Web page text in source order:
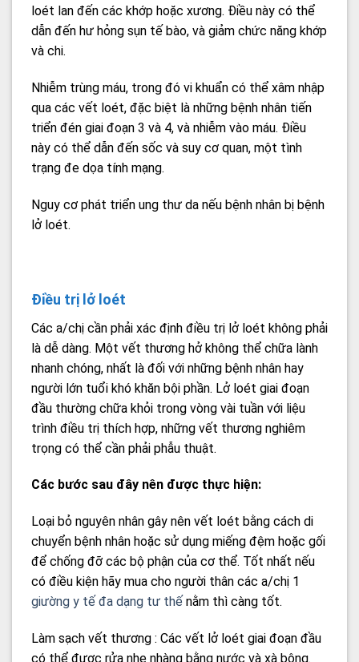
loét lan đến các khớp hoặc xương. Điều này có thể
dẫn đến hư hỏng sụn tế bào, và giảm chức năng khớp
và chi.
Nhiễm trùng máu, trong đó vi khuẩn có thể xâm nhập
qua các vết loét, đặc biệt là những bệnh nhân tiến
triển đén giai đoạn 3 và 4, và nhiễm vào máu. Điều
này có thể dẫn đến sốc và suy cơ quan, một tình
trạng đe dọa tính mạng.
Nguy cơ phát triển ung thư da nếu bệnh nhân bị bệnh
lở loét.
Điều trị lở loét
Các a/chị cần phải xác định điều trị lở loét không phải
là dễ dàng. Một vết thương hở không thể chữa lành
nhanh chóng, nhất là đối với những bệnh nhân hay
người lớn tuổi khó khăn bội phần. Lở loét giai đoạn
đầu thường chữa khỏi trong vòng vài tuần với liệu
trình điều trị thích hợp, những vết thương nghiêm
trọng có thể cần phải phẫu thuật.
Các bước sau đây nên được thực hiện:
Loại bỏ nguyên nhân gây nên vết loét bằng cách di
chuyển bệnh nhân hoặc sử dụng miếng đệm hoặc gối
để chống đỡ các bộ phận của cơ thể. Tốt nhất nếu
có điều kiện hãy mua cho người thân các a/chị 1
giường y tế đa dạng tư thế nằm thì càng tốt.
Làm sạch vết thương : Các vết lở loét giai đoạn đầu
có thể được rửa nhẹ nhàng bằng nước và xà bông.